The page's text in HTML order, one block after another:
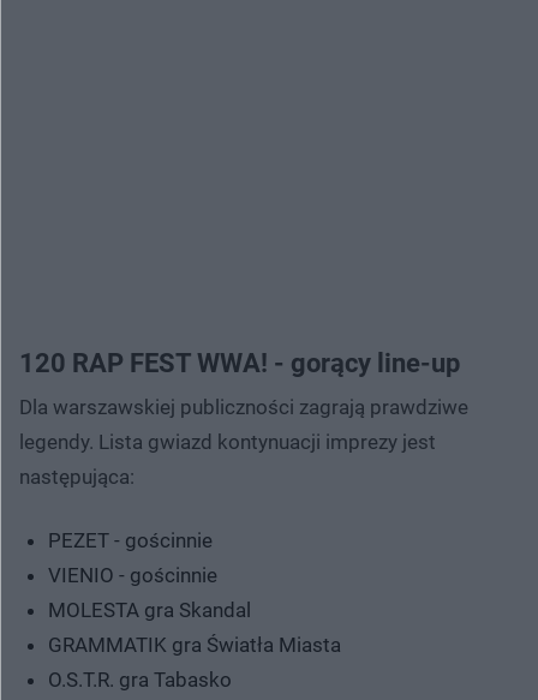
120 RAP FEST WWA! - gorący line-up
Dla warszawskiej publiczności zagrają prawdziwe
legendy. Lista gwiazd kontynuacji imprezy jest
następująca:
PEZET - gościnnie
VIENIO - gościnnie
MOLESTA gra Skandal
GRAMMATIK gra Światła Miasta
O.S.T.R. gra Tabasko